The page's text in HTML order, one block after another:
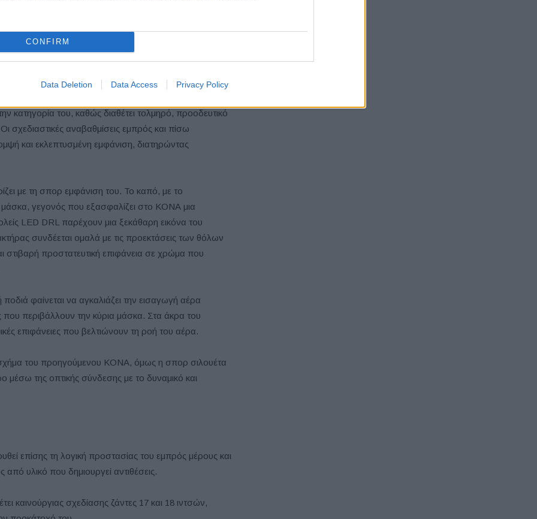
CONFIRM
Data Deletion Data Access Privacy Policy
σε μαύρες επενδύσεις καθισμάτων από ύφασμα, δέρμα
τα μεταλλικά πεντάλ και το λογότυπο N στο τιμόνι,
σε μια πιο σπορ εμφάνιση και αίσθηση.
για το νέο ΚΟΝΑ
κατηγορία του, καθώς διαθέτει τολμηρό, προοδευτικό
σχεδιαστικές αναβαθμίσεις εμπρός και πίσω
και εκλεπτυσμένη εμφάνιση, διατηρώντας
με τη σπορ εμφάνιση του. Το καπό, με το
γεγονός που εξασφαλίζει στο KΟΝΑ μια
LED DRL παρέχουν μια ξεκάθαρη εικόνα του
συνδέεται ομαλά με τις προεκτάσεις των θόλων
στιβαρή προστατευτική επιφάνεια σε χρώμα που
φαίνεται να αγκαλιάζει την εισαγωγή αέρα
που περιβάλλουν την κύρια μάσκα. Στα άκρα του
επιφάνειες που βελτιώνουν τη ροή του αέρα.
του προηγούμενου KΟΝΑ, όμως η σπορ σιλουέτα
μέσω της οπτικής σύνδεσης με το δυναμικό και
επίσης τη λογική προστασίας του εμπρός μέρους και
υλικό που δημιουργεί αντιθέσεις.
καινούργιας σχεδίασης ζάντες 17 και 18 ιντσών,